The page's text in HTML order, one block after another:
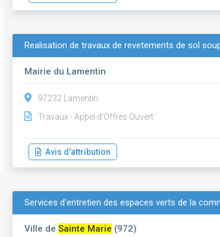
Realisation de travaux de revetements de sol
Mairie du Lamentin
97232 Lamentin
Travaux - Appel d'Offres Ouvert
Avis d'attribution
Services d'entretien des espaces verts de la
Ville deSainte Marie (972)